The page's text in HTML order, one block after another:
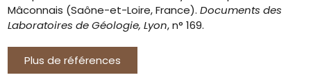
Mâconnais (Saône-et-Loire, France).Documents des
Laboratoires de Géologie, Lyon, n° 169.
Plus de références